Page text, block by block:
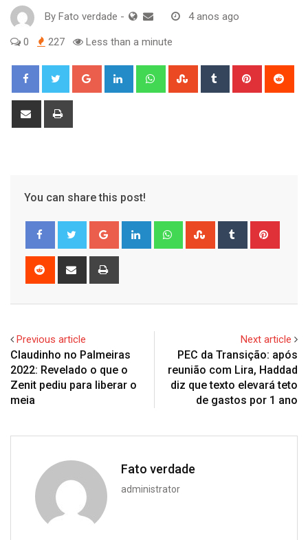
By Fato verdade - 4 anos ago
0 227 Less than a minute
Google+ LinkedIn WhatsappStumbleUpon
Tumblr Pinterest
Share
You can share this post!
Google+ LinkedIn WhatsappStumbleUpon
Tumblr
Reddit
Share
Previous article
Claudinho no Palmeiras
2022: Revelado o que o
Zenit pediu para liberar o
meia
Next article
PEC da Transição: após
reunião com Lira, Haddad
diz que texto elevará teto
de gastos por 1 ano
Fato verdade
administrator